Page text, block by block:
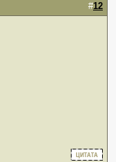
#12